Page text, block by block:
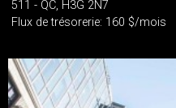
511 - QC, H3G 2N7
Flux de trésorerie: 160 $/mois